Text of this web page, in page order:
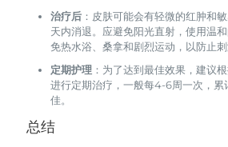
治疗后 ：皮肤可能会有轻微的红肿和
天内消退。应避免阳光直射，使用温
免热水浴、桑拿和剧烈运动，以防止刺
定期护理 ：为了达到最佳效果，建议
进行定期治疗，一般每4-6周一次，累
佳。
总结